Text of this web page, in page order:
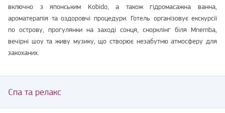
включно з японським Kobido, а також гідромасажна ванна,
ароматерапія та оздоровчі процедури. Готель організовує екскурсії
по острову, прогулянки на заході сонця, снорклінг біля Mnemba,
вечірні шоу та живу музику, що створює незабутню атмосферу для
закоханих.
Спа та релакс